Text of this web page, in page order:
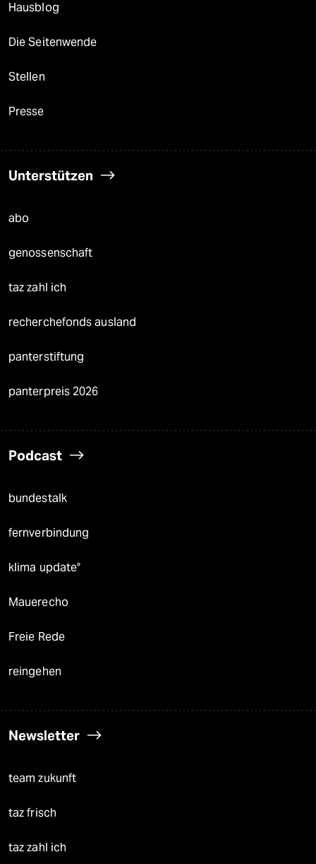
Hausblog
Die Seitenwende
Stellen
Presse
Unterstützen
abo
genossenschaft
taz zahl ich
recherchefonds ausland
panterstiftung
panterpreis 2026
Podcast
bundestalk
fernverbindung
klima update°
Mauerecho
Freie Rede
reingehen
Newsletter
team zukunft
taz frisch
taz zahl ich